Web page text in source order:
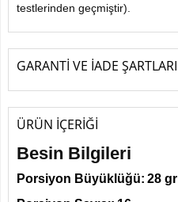
testlerinden geçmiştir).
GARANTİ VE İADE ŞARTLARI
ÜRÜN İÇERİĞİ
Besin Bilgileri
Porsiyon Büyüklüğü: 28 gr